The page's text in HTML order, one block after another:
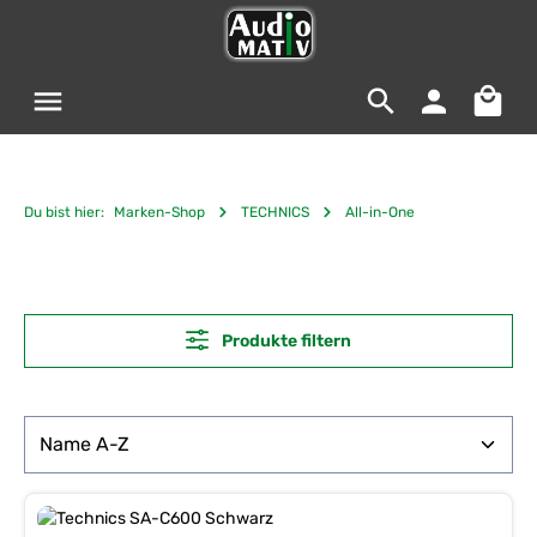
Du bist hier: Marken-Shop TECHNICS All-in-One
Produkte filtern